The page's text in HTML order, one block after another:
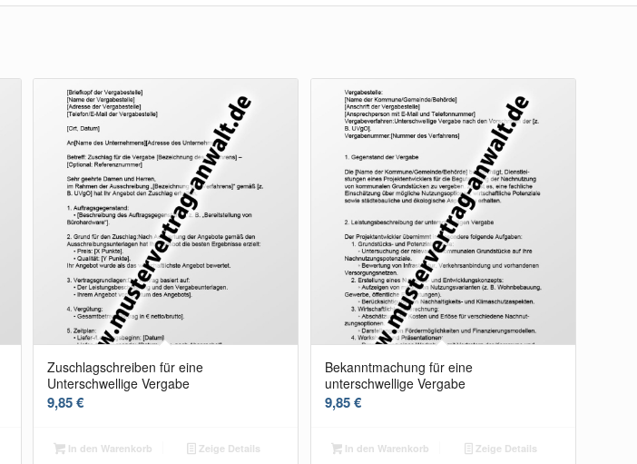
Zuschlagschreiben für eine
Unterschwellige Vergabe
9,85€
In den Warenkorb Zeige Details
Bekanntmachung für eine
unterschwellige Vergabe
9,85€
In den Warenkorb Zeige Details